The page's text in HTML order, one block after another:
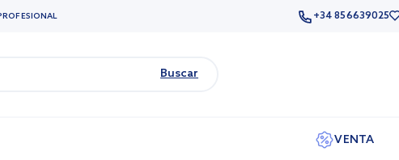
+34 856639025
Buscar
VENTA